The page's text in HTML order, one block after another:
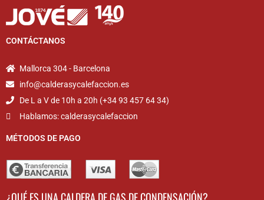
CONTÁCTANOS
Mallorca 304 - Barcelona
info@calderasycalefaccion.es
De L a V de 10h a 20h (+34 93 457 64 34)
Hablamos: calderasycalefaccion
MÉTODOS DE PAGO